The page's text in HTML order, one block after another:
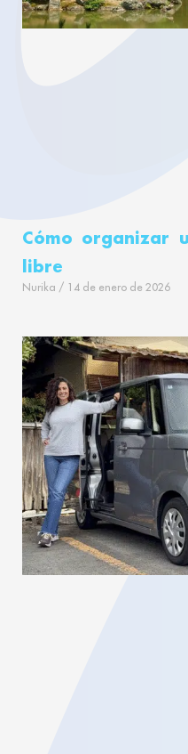
Cómo organizar
libre
Nurika 14 de enero de 2026